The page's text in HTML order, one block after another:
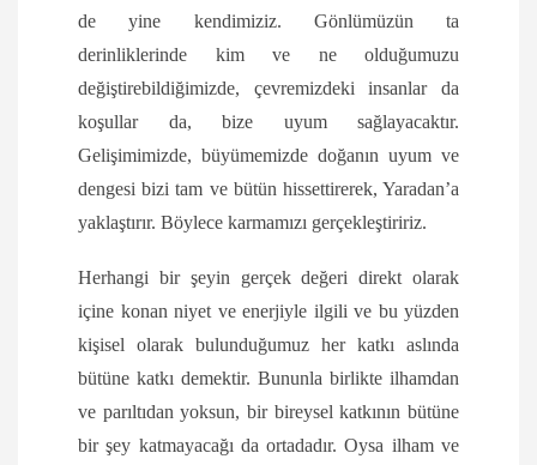
de yine kendimiziz. Gönlümüzün ta
derinliklerinde kim ve ne olduğumuzu
değiştirebildiğimizde, çevremizdeki insanlar da
koşullar da, bize uyum sağlayacaktır.
Gelişimimizde, büyümemizde doğanın uyum ve
dengesi bizi tam ve bütün hissettirerek, Yaradan’a
yaklaştırır. Böylece karmamızı gerçekleştiririz.
Herhangi bir şeyin gerçek değeri direkt olarak
içine konan niyet ve enerjiyle ilgili ve bu yüzden
kişisel olarak bulunduğumuz her katkı aslında
bütüne katkı demektir. Bununla birlikte ilhamdan
ve parıltıdan yoksun, bir bireysel katkının bütüne
bir şey katmayacağı da ortadadır. Oysa ilham ve